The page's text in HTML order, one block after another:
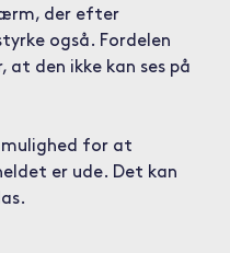
der efter
også. Fordelen
at den ikke kan ses på
mulighed for at
er ude. Det kan